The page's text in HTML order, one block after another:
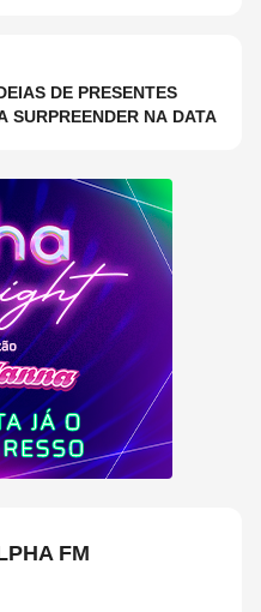
SURPREENDER NA DATA
FM